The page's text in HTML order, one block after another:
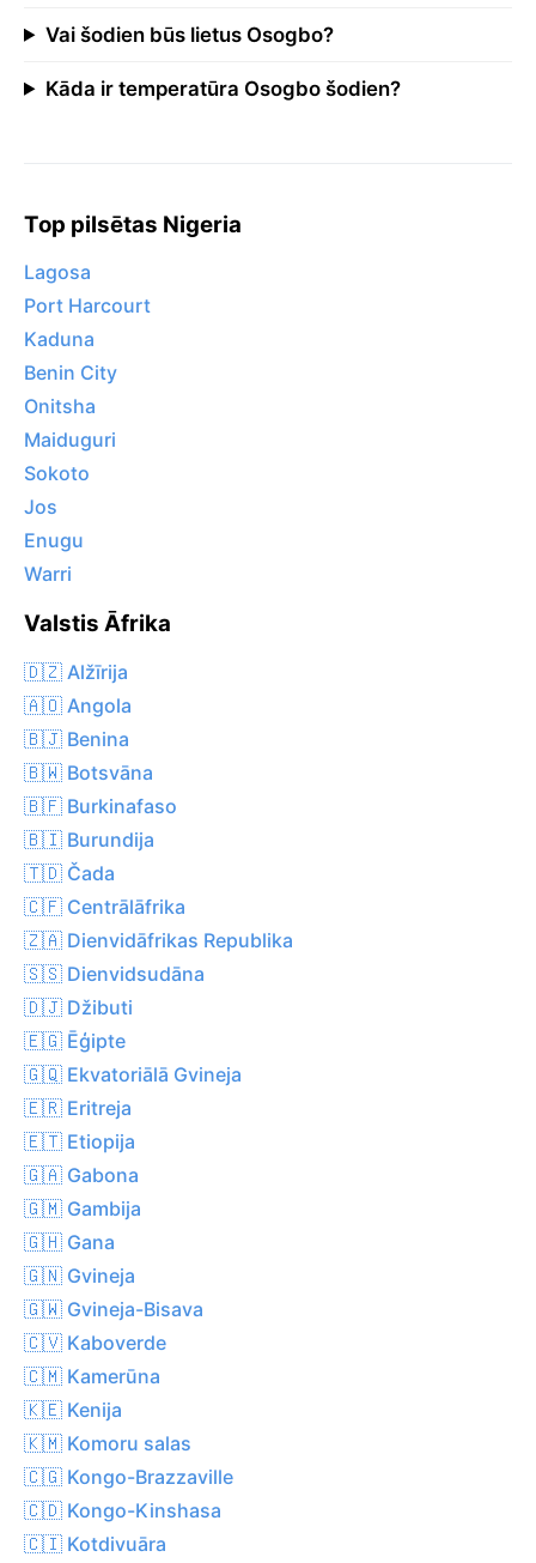
Vai šodien būs lietus Osogbo?
Kāda ir temperatūra Osogbo šodien?
Top pilsētas Nigeria
Lagosa
Port Harcourt
Kaduna
Benin City
Onitsha
Maiduguri
Sokoto
Jos
Enugu
Warri
Valstis Āfrika
🇩🇿 Alžīrija
🇦🇴 Angola
🇧🇯 Benina
🇧🇼 Botsvāna
🇧🇫 Burkinafaso
🇧🇮 Burundija
🇹🇩 Čada
🇨🇫 Centrālāfrika
🇿🇦 Dienvidāfrikas Republika
🇸🇸 Dienvidsudāna
🇩🇯 Džibuti
🇪🇬 Ēģipte
🇬🇶 Ekvatoriālā Gvineja
🇪🇷 Eritreja
🇪🇹 Etiopija
🇬🇦 Gabona
🇬🇲 Gambija
🇬🇭 Gana
🇬🇳 Gvineja
🇬🇼 Gvineja-Bisava
🇨🇻 Kaboverde
🇨🇲 Kamerūna
🇰🇪 Kenija
🇰🇲 Komoru salas
🇨🇬 Kongo-Brazzaville
🇨🇩 Kongo-Kinshasa
🇨🇮 Kotdivuāra